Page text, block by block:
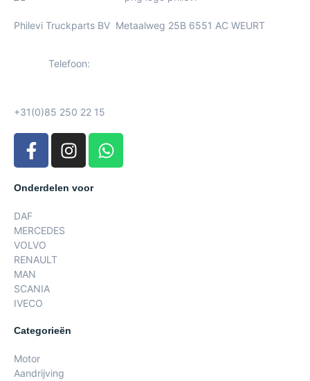
Philevi Truckparts BV Metaalweg 25B 6551 AC WEURT
Telefoon:
+31(0)85 250 22 15
Onderdelen voor
DAF
MERCEDES
VOLVO
RENAULT
MAN
SCANIA
IVECO
Categorieën
Motor
Aandrijving